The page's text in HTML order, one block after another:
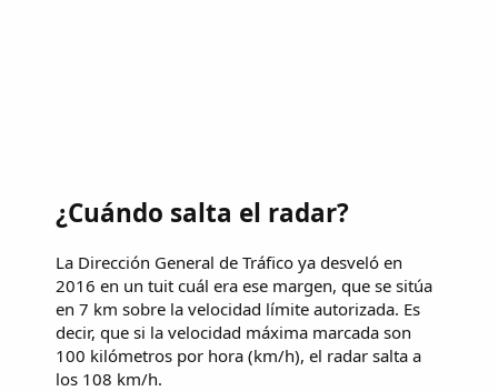
¿Cuándo salta el radar?
La Dirección General de Tráfico ya desveló en
2016 en un tuit cuál era ese margen, que se sitúa
en 7 km sobre la velocidad límite autorizada. Es
decir, que si la velocidad máxima marcada son
100 kilómetros por hora (km/h), el radar salta a
los 108 km/h.